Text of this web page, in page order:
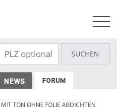
NEWS FORUM
TON OHNE FOLIE ABDICHTEN